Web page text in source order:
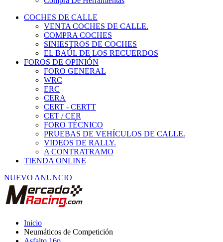
COCHES DE CALLE
VENTA COCHES DE CALLE.
COMPRA COCHES
SINIESTROS DE COCHES
EL BAÚL DE LOS RECUERDOS
FOROS DE OPINIÓN
FORO GENERAL
WRC
ERC
CERA
CERT - CERTT
CET / CER
FORO TÉCNICO
PRUEBAS DE VEHÍCULOS DE CALLE.
VIDEOS DE RALLY.
A CONTRATRAMO
TIENDA ONLINE
NUEVO ANUNCIO
Neumáticos de Competición
Asfalto 16p
Pirelli y hankook de mojado